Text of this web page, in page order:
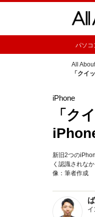
パソコ
All About
「クイ
iPhone
「ク
新旧2つの
く認識されな
像：筆者作成
イ